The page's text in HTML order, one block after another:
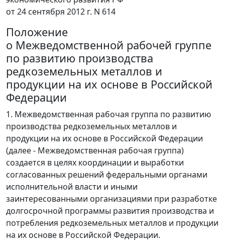
от 24 сентября 2012 г. N 614
Положение
о Межведомственной рабочей группе
по развитию производства
редкоземельных металлов и
продукции на их основе в Российской
Федерации
1. Межведомственная рабочая группа по развитию
производства редкоземельных металлов и
продукции на их основе в Российской Федерации
(далее - Межведомственная рабочая группа)
создается в целях координации и выработки
согласованных решений федеральными органами
исполнительной власти и иными
заинтересованными организациями при разработке
долгосрочной программы развития производства и
потребления редкоземельных металлов и продукции
на их основе в Российской Федерации.